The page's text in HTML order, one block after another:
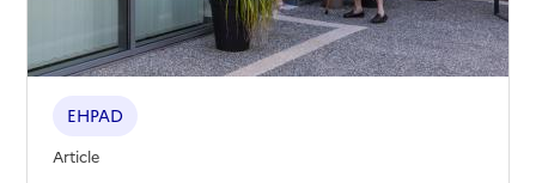
EHPAD
Article